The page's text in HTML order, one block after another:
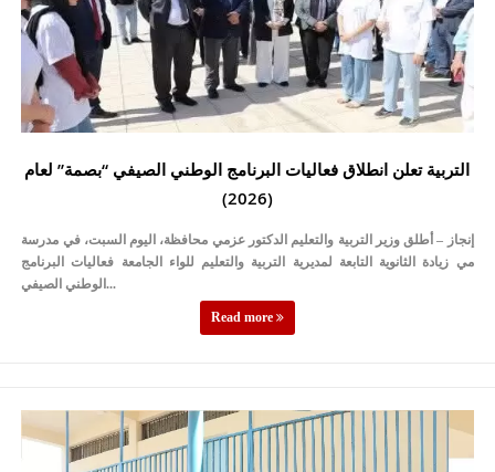
التربية تعلن انطلاق فعاليات البرنامج الوطني الصيفي “بصمة” لعام
(2026)
إنجاز – أطلق وزير التربية والتعليم الدكتور عزمي محافظة، اليوم السبت، في مدرسة
مي زيادة الثانوية التابعة لمديرية التربية والتعليم للواء الجامعة فعاليات البرنامج
الوطني الصيفي...
Read more